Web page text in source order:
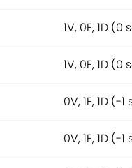
1V, 0E, 1D (0
1V, 0E, 1D (0
0V, 1E, 1D (-
0V, 1E, 1D (-